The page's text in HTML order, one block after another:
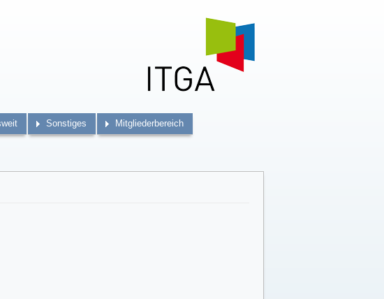
Sonstiges Mitgliederbereich